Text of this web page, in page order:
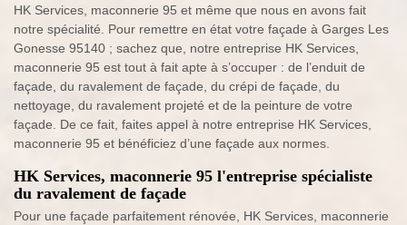
HK Services, maconnerie 95 et même que nous en avons fait
notre spécialité. Pour remettre en état votre façade à Garges Les
Gonesse 95140 ; sachez que, notre entreprise HK Services,
maconnerie 95 est tout à fait apte à s’occuper : de l’enduit de
façade, du ravalement de façade, du crépi de façade, du
nettoyage, du ravalement projeté et de la peinture de votre
façade. De ce fait, faites appel à notre entreprise HK Services,
maconnerie 95 et bénéficiez d’une façade aux normes.
HK Services, maconnerie 95 l'entreprise spécialiste
du ravalement de façade
Pour une façade parfaitement rénovée, HK Services, maconnerie